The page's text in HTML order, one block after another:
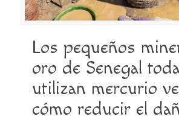
Los pequeños
oro de Senegal
utilizan mercurio
cómo reducir el